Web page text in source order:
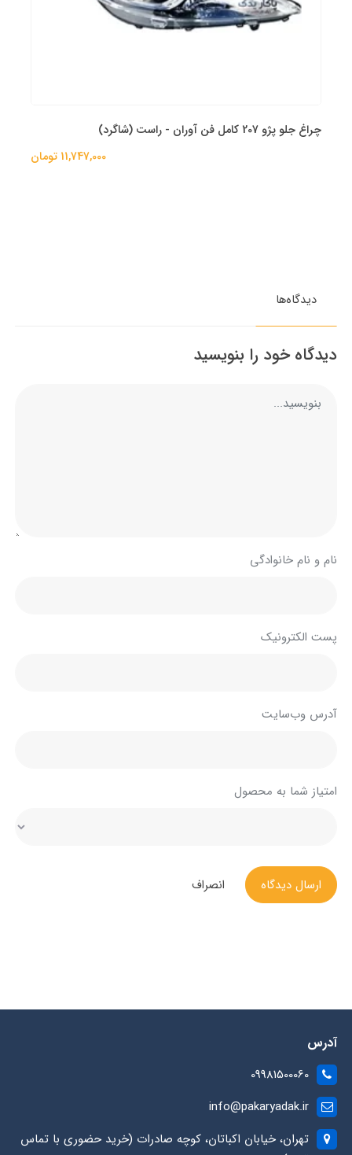
چراغ جلو پژو 207 کامل فن آوران - راست (شاگرد)
11,747,000 تومان
دیدگاه‌ها
دیدگاه خود را بنویسید
نام و نام خانوادگی
پست الکترونیک
آدرس وب‌سایت
امتیاز شما به محصول
ارسال دیدگاه انصراف
آدرس
09981500060
info@pakaryadak.ir
تهران، خیابان اکباتان، کوچه صادرات (خرید حضوری با تماس